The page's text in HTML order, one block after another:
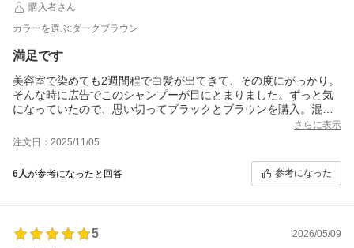
購入者さん
カラーを選ぶ:ダークブラウン
満足です
美容室で染めても2週間程で白髪が出てきて、その度にがっかり。
そんな時に広告でこのシャンプーが目にとまりました。ずっと気
になっていたので、思い切ってブラックとブラウンを購入。混ぜ
初めての3日間は乾いた髪に30分程置き、それからは1週間に2回
何を使ってもイマイチで継続出来なかったけど、これは不器用な
良いものに出会えて感謝です。
さらに表示
注文日：2025/11/05
6人が参考になったと回答 参考になった
5
2026/05/09